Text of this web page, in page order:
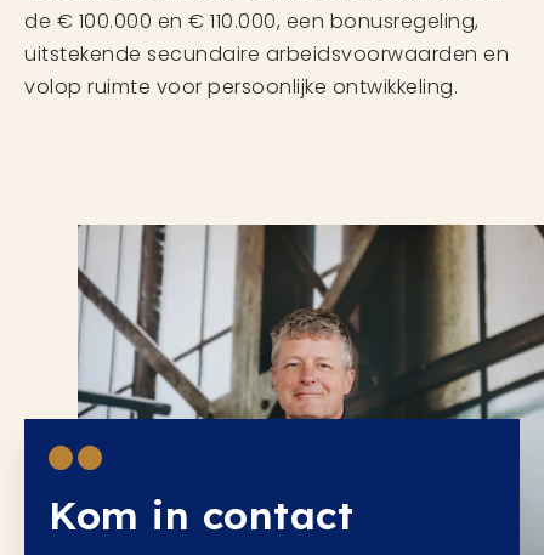
de € 100.000 en € 110.000, een bonusregeling,
uitstekende secundaire arbeidsvoorwaarden en
volop ruimte voor persoonlijke ontwikkeling.
Kom in contact